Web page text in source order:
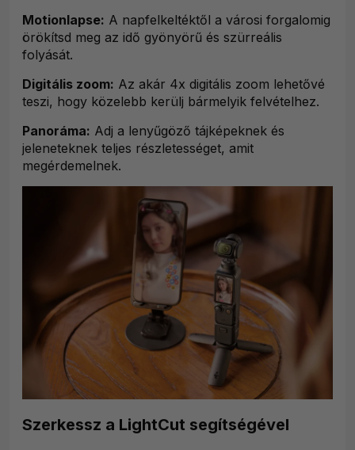
Motionlapse: A napfelkeltéktől a városi forgalomig
örökítsd meg az idő gyönyörű és szürreális
folyását.
Digitális zoom: Az akár 4x digitális zoom lehetővé
teszi, hogy közelebb kerülj bármelyik felvételhez.
Panoráma: Adj a lenyűgöző tájképeknek és
jeleneteknek teljes részletességet, amit
megérdemelnek.
Szerkessz a LightCut segítségével